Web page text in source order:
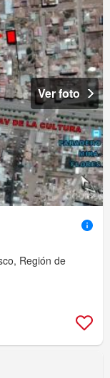
Ver foto
Región de